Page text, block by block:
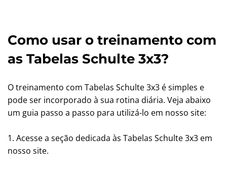
Como usar o treinamento com
as Tabelas Schulte 3x3?
O treinamento com Tabelas Schulte 3x3 é simples e
pode ser incorporado à sua rotina diária. Veja abaixo
um guia passo a passo para utilizá-lo em nosso site:
1. Acesse a seção dedicada às Tabelas Schulte 3x3 em
nosso site.